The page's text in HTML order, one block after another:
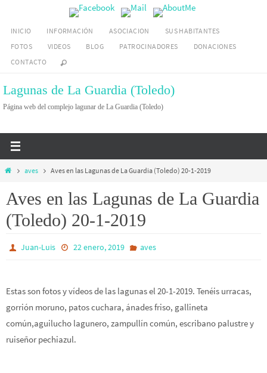
contenido
INICIO INFORMACIÓN ASOCIACION
SUS HABITANTES
FOTOS
VIDEOS BLOG PATROCINADORES
DONACIONES
CONTACTO
Lagunas de La Guardia (Toledo)
Página web del complejo lagunar de La Guardia (Toledo)
Inicioaves Aves en las Lagunas de La Guardia (Toledo) 20-1-2019
Aves en las Lagunas de La Guardia
(Toledo) 20-1-2019
Juan-Luis 22 enero, 2019 aves
Estas son fotos y vídeos de las lagunas el 20-1-2019. Tenéis urracas,
gorrión moruno, patos cuchara, ánades friso, gallineta
común,aguilucho lagunero, zampullín común, escribano palustre y
ruiseñor pechiazul.